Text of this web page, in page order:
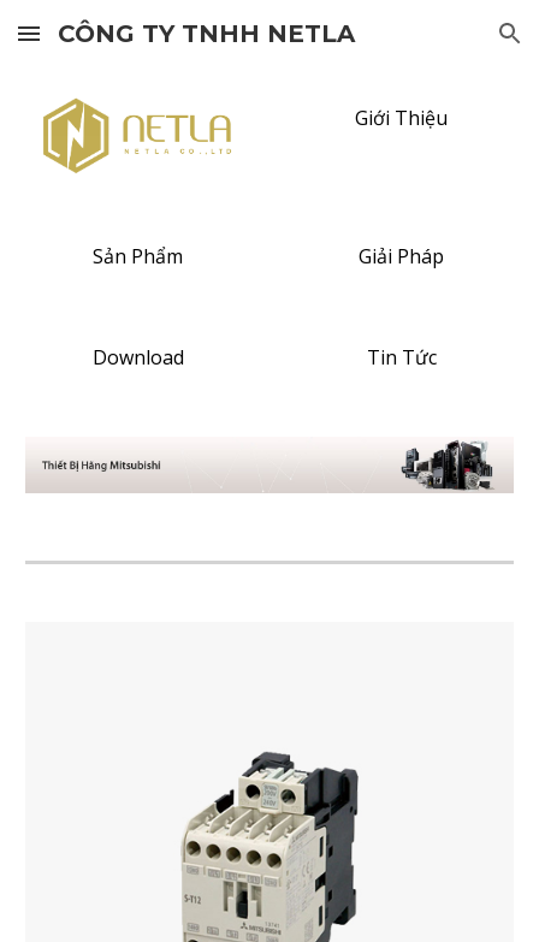
Skip to main content Skip to navigation
CÔNG TY TNHH NETLA
Giới Thiệu
Sản Phẩm Giải Pháp
Download Tin Tức